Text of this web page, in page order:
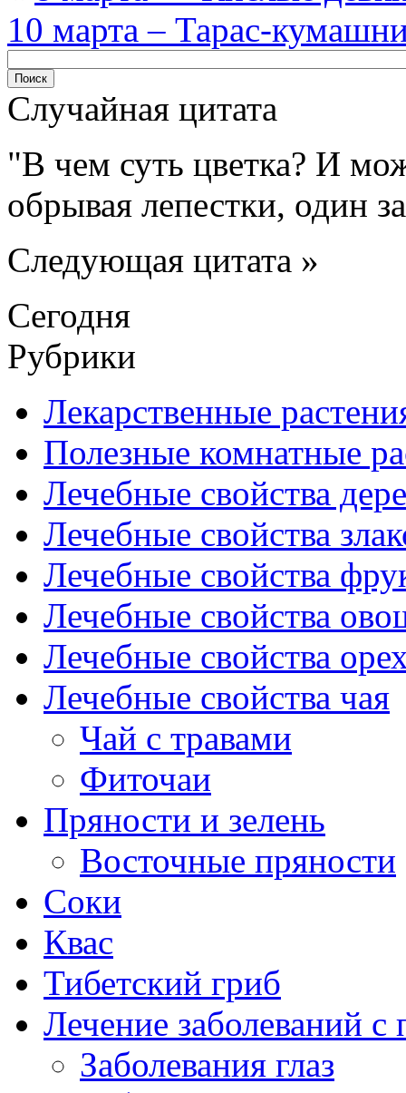
10 марта – Тарас-
Случайная цитата
В чем суть цветка? И
обрывая лепестки, один
Следующая цитата »
Сегодня
Рубрики
Лекарственные
Полезные комнатные
Лечебные свойства
Лечебные свойства
Лечебные свойства
Лечебные свойства
Лечебные свойства
Лечебные свойства чая
Чай с травами
Фиточаи
Пряности и зелень
Восточные пряности
Соки
Квас
Тибетский гриб
Лечение заболеваний
Заболевания глаз